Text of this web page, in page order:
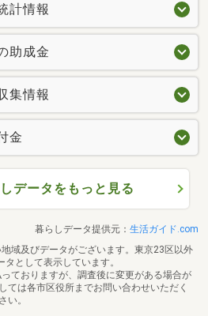
計情報
助成金
集情報
金
データをもっと見る
暮らしデータ提供元： 生活ガイド.com
域及びデータがございます。東京23区以外
として表示しています。
ておりますが、調査後に変更がある場合が
ては各市区役所までお問い合わせいただく
い。